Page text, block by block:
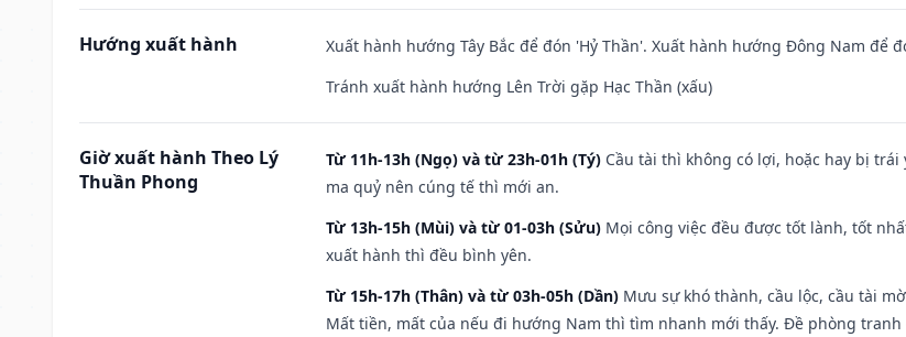
Hướng xuất hành
Xuất hành hướng Tây Bắc để đón 'Hỷ Thần'. Xuất hành hướng Đông Nam để
Tránh xuất hành hướng Lên Trời gặp Hạc Thần (xấu)
Giờ xuất hành Theo Lý
Thuần Phong
Từ 11h-13h (Ngọ) và từ 23h-01h (Tý) Cầu tài thì không có lợi, hoặc hay bị
ma quỷ nên cúng tế thì mới an.
Từ 13h-15h (Mùi) và từ 01-03h (Sửu) Mọi công việc đều được tốt lành, tốt
xuất hành thì đều bình yên.
Từ 15h-17h (Thân) và từ 03h-05h (Dần) Mưu sự khó thành, cầu lộc, cầu tài
Mất tiền, mất của nếu đi hướng Nam thì tìm nhanh mới thấy. Đề phòng